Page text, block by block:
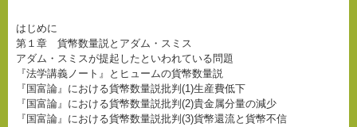
はじめに
第１章 貨幣数量説とアダム・スミス
アダム・スミスが提起したといわれている問題
『法学講義ノート』とヒュームの貨幣数量説
『国富論』における貨幣数量説批判(1)生産費低下
『国富論』における貨幣数量説批判(2)貴金属分量の減少
『国富論』における貨幣数量説批判(3)貨幣還流と貨幣不信